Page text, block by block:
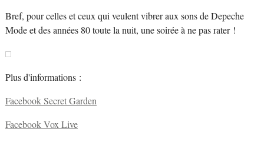
Bref, pour celles et ceux qui veulent vibrer aux sons de Depeche
Mode et des années 80 toute la nuit, une soirée à ne pas rater !
Plus d'informations :
Facebook Secret Garden
Facebook Vox Live